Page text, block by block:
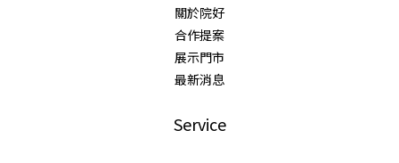
關於院好
合作提案
展示門市
最新消息
Service